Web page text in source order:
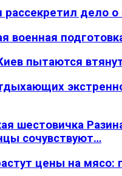
рассекретил дело
военная
пытаются
шестовичка
сочувствуют…
цены на мясо: